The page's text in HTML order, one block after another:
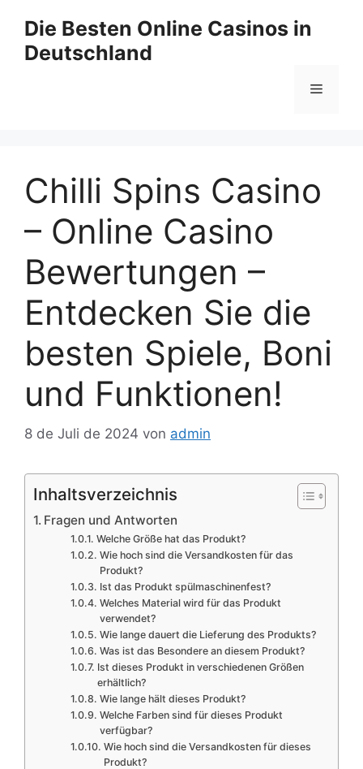
Inhalt
springen
Die Besten Online Casinos in
Deutschland
Menü
Chilli Spins Casino
– Online Casino
Bewertungen –
Entdecken Sie die
besten Spiele, Boni
und Funktionen!
8 de Juli de 2024 von admin
Inhaltsverzeichnis
Fragen und Antworten
Welche Größe hat das Produkt?
Wie hoch sind die Versandkosten für das
Produkt?
Ist das Produkt spülmaschinenfest?
Welches Material wird für das Produkt
verwendet?
Wie lange dauert die Lieferung des Produkts?
Was ist das Besondere an diesem Produkt?
Ist dieses Produkt in verschiedenen Größen
erhältlich?
Wie lange hält dieses Produkt?
Welche Farben sind für dieses Produkt
verfügbar?
Wie hoch sind die Versandkosten für dieses
Produkt?